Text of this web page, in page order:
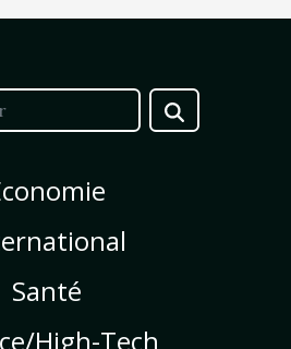
Santé
High-Tech